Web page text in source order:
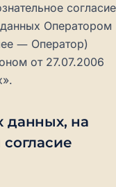
согласие
Оператором
— Оператор)
от 27.07.2006
данных, на